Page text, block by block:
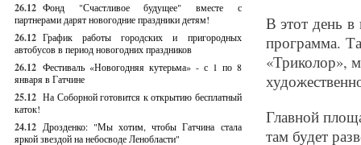
26.12 Фонд "Счастливое будущее" вместе с
партнерами дарят новогодние праздники детям!
26.12 График работы городских и пригородных
автобусов в период новогодних праздников
26.12 Фестиваль «Новогодняя кутерьма» - с 1 по 8
января в Гатчине
25.12 На Соборной готовится к открытию бесплатный
каток!
24.12 Дрозденко: "Мы хотим, чтобы Гатчина стала
яркой звездой на небосводе Ленобласти"
В этот день в
программа.
«Триколор»,
Главной
там будет